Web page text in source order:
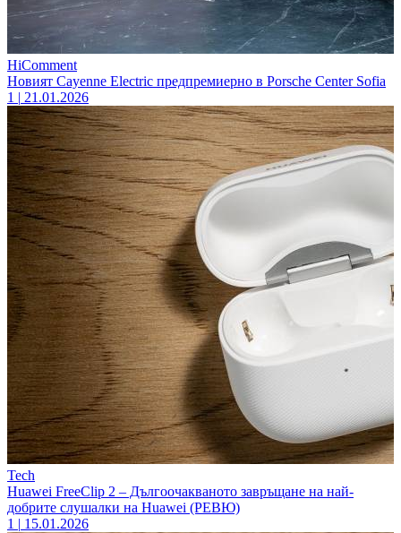
HiComment
Новият Cayenne Electric предпремиерно в Porsche Center Sofia
1 | 21.01.2026
Tech
Huawei FreeClip 2 – Дългоочакваното завръщане на най-
добрите слушалки на Huawei (РЕВЮ)
1 | 15.01.2026